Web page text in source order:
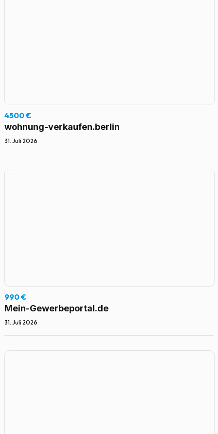
4500 €
wohnung-verkaufen.berlin
31. Juli 2026
990 €
Mein-Gewerbeportal.de
31. Juli 2026